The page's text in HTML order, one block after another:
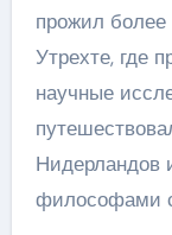
прожил
Утрехте, где
научные
Нидерландов
философами